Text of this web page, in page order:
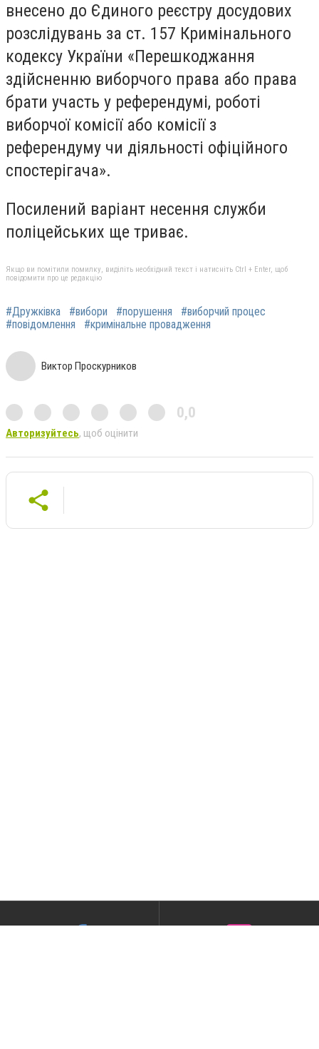
внесено до Єдиного реєстру досудових
розслідувань за ст. 157 Кримінального
кодексу України «Перешкоджання
здійсненню виборчого права або права
брати участь у референдумі, роботі
виборчої комісії або комісії з
референдуму чи діяльності офіційного
спостерігача».
Посилений варіант несення служби
поліцейських ще триває.
Якщо ви помітили помилку, виділіть необхідний текст і натисніть Ctrl + Enter, щоб
повідомити про це редакцію
#Дружківка #вибори #порушення
#виборчий процес
#повідомлення
#кримінальне провадження
Виктор Проскурников
0,0
Авторизуйтесь, щоб оцінити